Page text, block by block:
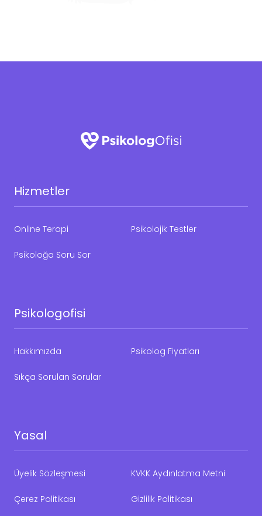
Hizmetler
Online Terapi Psikolojik Testler
Psikoloğa Soru Sor
Psikologofisi
Hakkımızda Psikolog Fiyatları
Sıkça Sorulan Sorular
Yasal
Üyelik Sözleşmesi KVKK Aydınlatma Metni
Çerez Politikası Gizlilik Politikası